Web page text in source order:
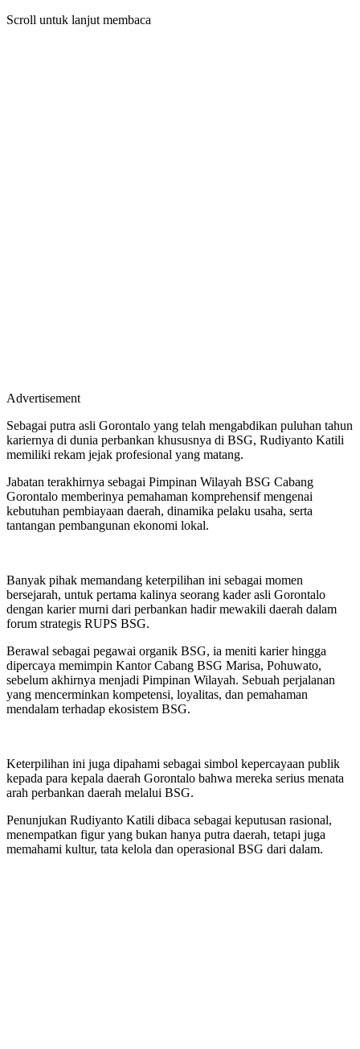
Scroll untuk lanjut membaca
Advertisement
Sebagai putra asli Gorontalo yang telah mengabdikan puluhan tahun
kariernya di dunia perbankan khususnya di BSG, Rudiyanto Katili
memiliki rekam jejak profesional yang matang.
Jabatan terakhirnya sebagai Pimpinan Wilayah BSG Cabang
Gorontalo memberinya pemahaman komprehensif mengenai
kebutuhan pembiayaan daerah, dinamika pelaku usaha, serta
tantangan pembangunan ekonomi lokal.
Banyak pihak memandang keterpilihan ini sebagai momen
bersejarah, untuk pertama kalinya seorang kader asli Gorontalo
dengan karier murni dari perbankan hadir mewakili daerah dalam
forum strategis RUPS BSG.
Berawal sebagai pegawai organik BSG, ia meniti karier hingga
dipercaya memimpin Kantor Cabang BSG Marisa, Pohuwato,
sebelum akhirnya menjadi Pimpinan Wilayah. Sebuah perjalanan
yang mencerminkan kompetensi, loyalitas, dan pemahaman
mendalam terhadap ekosistem BSG.
Keterpilihan ini juga dipahami sebagai simbol kepercayaan publik
kepada para kepala daerah Gorontalo bahwa mereka serius menata
arah perbankan daerah melalui BSG.
Penunjukan Rudiyanto Katili dibaca sebagai keputusan rasional,
menempatkan figur yang bukan hanya putra daerah, tetapi juga
memahami kultur, tata kelola dan operasional BSG dari dalam.